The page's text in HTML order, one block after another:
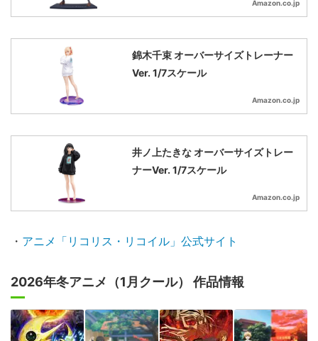
Amazon.co.jp
錦木千束 オーバーサイズトレーナー
Ver. 1/7スケール
Amazon.co.jp
井ノ上たきな オーバーサイズトレー
ナーVer. 1/7スケール
Amazon.co.jp
・ アニメ「リコリス・リコイル」公式サイト
2026年冬アニメ（1月クール） 作品情報